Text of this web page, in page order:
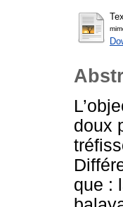
doux
que :